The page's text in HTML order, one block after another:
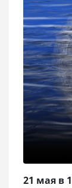
21 мая в